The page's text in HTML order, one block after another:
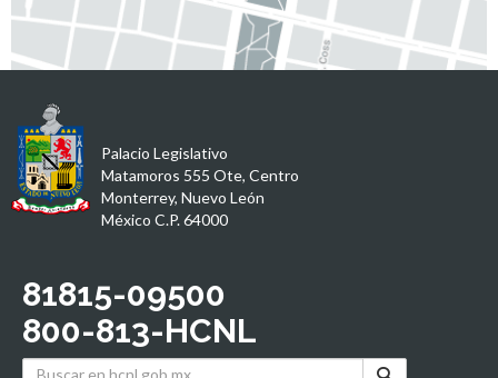
Palacio Legislativo
Matamoros 555 Ote, Centro
Monterrey, Nuevo León
México C.P. 64000
81815-09500
800-813-HCNL